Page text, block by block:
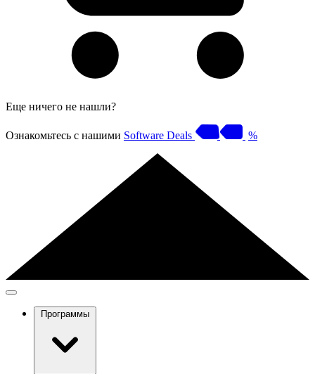
Еще ничего не нашли?
Ознакомьтесь с нашими Software Deals %
Программы